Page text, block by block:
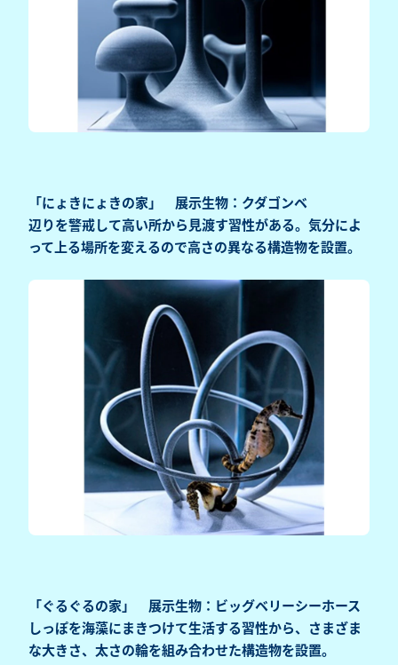
「にょきにょきの家」 展示生物：クダゴンベ
辺りを警戒して高い所から見渡す習性がある。気分によ
って上る場所を変えるので高さの異なる構造物を設置。
「ぐるぐるの家」 展示生物：ビッグベリーシーホース
しっぽを海藻にまきつけて生活する習性から、さまざま
な大きさ、太さの輪を組み合わせた構造物を設置。